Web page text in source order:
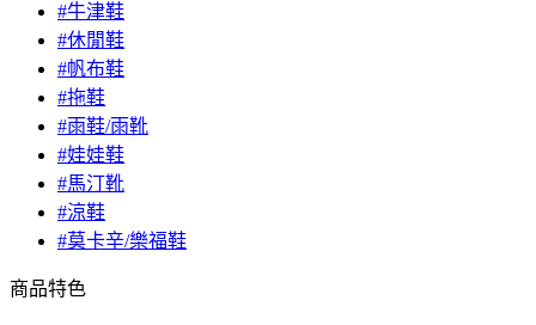
#牛津鞋
#休閒鞋
#帆布鞋
#拖鞋
#雨鞋/雨靴
#娃娃鞋
#馬汀靴
#涼鞋
#莫卡辛/樂福鞋
商品特色